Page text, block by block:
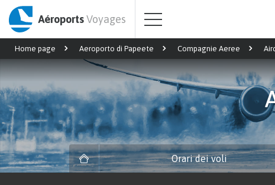
AéroportsVoyages
Home page Aeroporto di Papeete Compagnie Aeree
Orari dei voli